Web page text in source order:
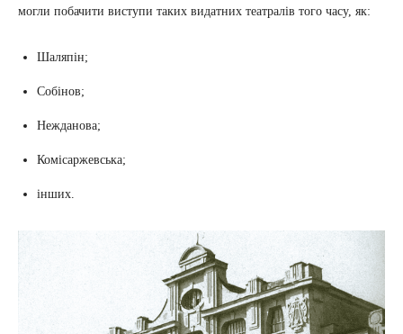
могли побачити виступи таких видатних театралів того часу, як:
Шаляпін;
Собінов;
Нежданова;
Комісаржевська;
інших.